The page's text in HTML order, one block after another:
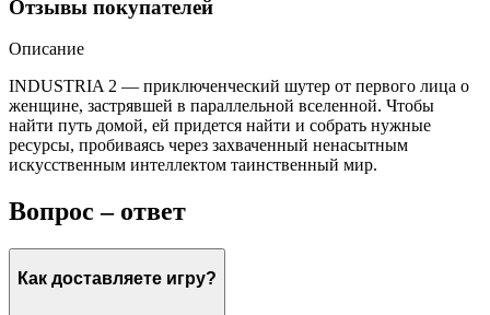
Отзывы покупателей
Описание
INDUSTRIA 2 — приключенческий шутер от первого лица о
женщине, застрявшей в параллельной вселенной. Чтобы
найти путь домой, ей придется найти и собрать нужные
ресурсы, пробиваясь через захваченный ненасытным
искусственным интеллектом таинственный мир.
Вопрос – ответ
Как доставляете игру?